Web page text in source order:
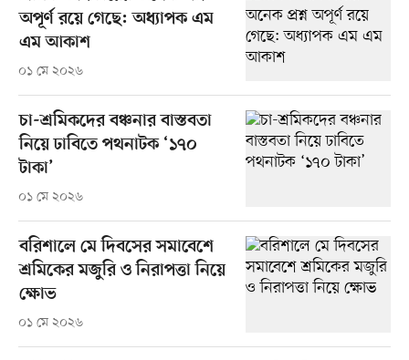
অপূর্ণ রয়ে গেছে: অধ্যাপক এম
এম আকাশ
০১ মে ২০২৬
চা-শ্রমিকদের বঞ্চনার বাস্তবতা
নিয়ে ঢাবিতে পথনাটক ‘১৭০
টাকা’
০১ মে ২০২৬
বরিশালে মে দিবসের সমাবেশে
শ্রমিকের মজুরি ও নিরাপত্তা নিয়ে
ক্ষোভ
০১ মে ২০২৬